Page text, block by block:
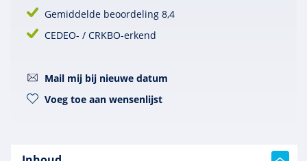
Gemiddelde beoordeling 8,4
CEDEO- / CRKBO-erkend
Mail mij bij nieuwe datum
Voeg toe aan wensenlijst